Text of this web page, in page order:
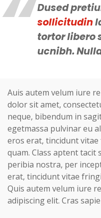
Dused
sollicitudin
tortor libero
ucnibh.
Auis autem velum iure
dolor sit amet,
neque, bibendum in
egetmassa pulvinar eu
eros erat, tincidunt
quam. Class aptent
peribia nostra, per
erat, tincidunt vitae
Quis autem velum iure
adipiscing elit. Cras